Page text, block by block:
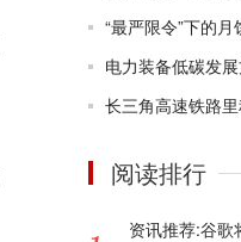
“最严限令”下的
电力装备低碳发
长三角高速铁路
阅读排行
资讯推荐:谷歌